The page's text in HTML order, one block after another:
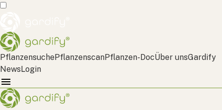
PflanzensuchePflanzenscanPflanzen-DocÜber unsGardify
NewsLogin